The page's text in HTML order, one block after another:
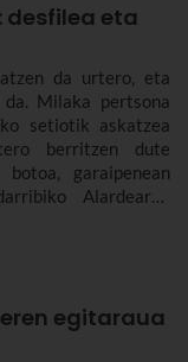
desfilea eta
da urtero, eta
Milaka pertsona
setiotik askatzea
berritzen dute
garaipenean
Alardearen
egitaraua